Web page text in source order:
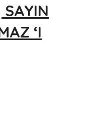
SAYIN
‘I